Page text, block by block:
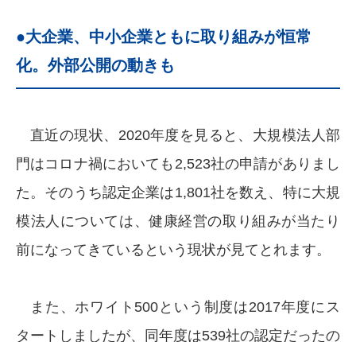
●大企業、中小企業ともに取り組みが恒常
化。外部公開の動きも
直近の現状、2020年度を見ると、大規模法人部
門はコロナ禍においても2,523社の申請がありまし
た。そのうち認定企業は1,801社を数え、特に大規
模法人については、健康経営の取り組みが当たり
前になってきているという現状が見てとれます。
また、ホワイト500という制度は2017年度にス
タートしましたが、同年度は539社の認定だったの